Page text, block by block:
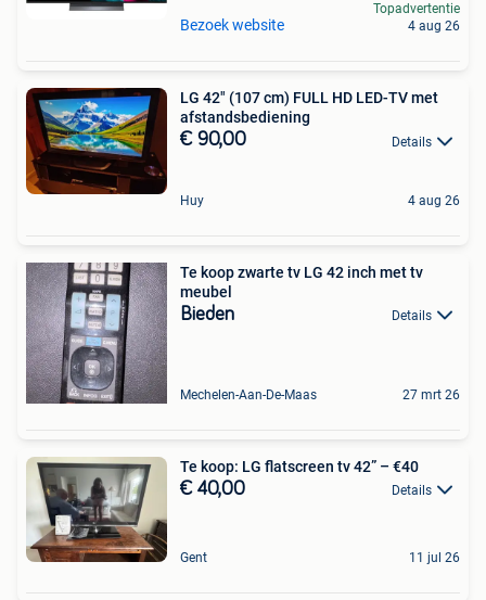
Bezoek website
Topadvertentie
4 aug 26
LG 42" (107 cm) FULL HD LED-TV met
afstandsbediening
€ 90,00 Details
Huy 4 aug 26
Te koop zwarte tv LG 42 inch met tv
meubel
Bieden Details
Mechelen-Aan-De-Maas 27 mrt 26
Te koop: LG flatscreen tv 42” – €40
€ 40,00 Details
Gent 11 jul 26